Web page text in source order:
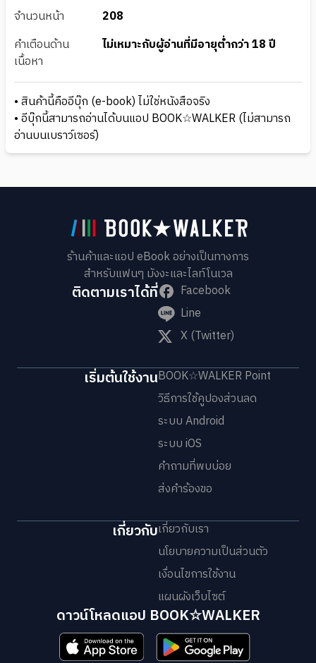
จำนวนหน้า
208
คำเตือนด้าน
เนื้อหา
ไม่เหมาะกับผู้อ่านที่มีอายุต่ำกว่า 18 ปี
• สินค้านี้คืออีบุ๊ก (e-book) ไม่ใช่หนังสือจริง
• อีบุ๊กนี้สามารถอ่านได้บนแอป BOOK☆WALKER (ไม่สามารถ
อ่านบนเบราว์เซอร์)
ร้านค้าและแอป eBook อย่างเป็นทางการ
สำหรับแฟนๆ มังงะและไลท์โนเวล
ติดตามเราได้ที่
Facebook
Line
X (Twitter)
เริ่มต้นใช้งานBOOK☆WALKER Point
วิธีการใช้คูปองส่วนลด
ระบบ Android
ระบบ iOS
คำถามที่พบบ่อย
ส่งคำร้องขอ
เกี่ยวกับเกี่ยวกับเรา
นโยบายความเป็นส่วนตัว
เงื่อนไขการใช้งาน
แผนผังเว็บไซต์
ดาวน์โหลดแอป BOOK☆WALKER